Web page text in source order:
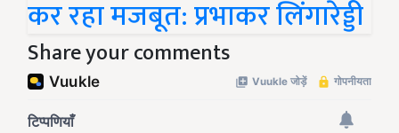
कर रहा मजबूत: प्रभाकर लिंगारेड्डी
Share your comments